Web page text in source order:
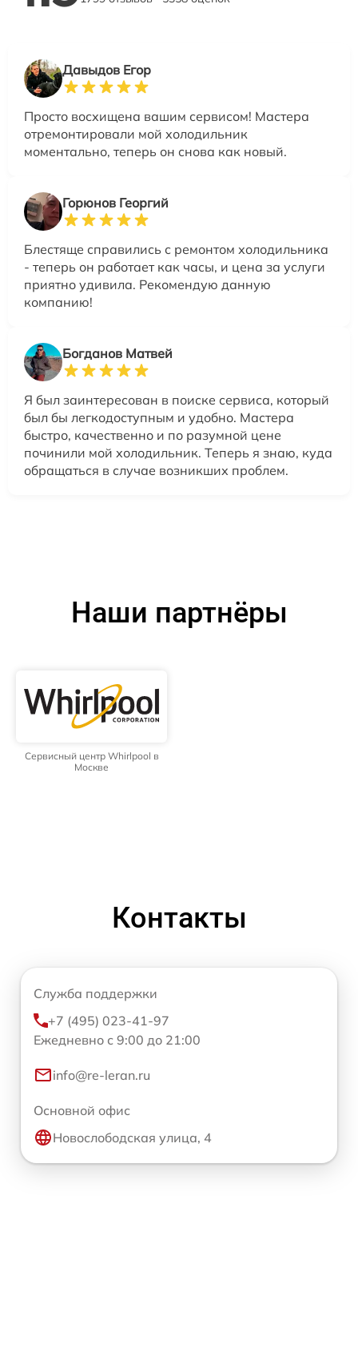
Давыдов Егор
Просто восхищена вашим сервисом! Мастера
отремонтировали мой холодильник
моментально, теперь он снова как новый.
Горюнов Георгий
Блестяще справились с ремонтом холодильника
- теперь он работает как часы, и цена за услуги
приятно удивила. Рекомендую данную
компанию!
Богданов Матвей
Я был заинтересован в поиске сервиса, который
был бы легкодоступным и удобно. Мастера
быстро, качественно и по разумной цене
починили мой холодильник. Теперь я знаю, куда
обращаться в случае возникших проблем.
Наши партнёры
Сервисный центр Whirlpool в
Москве
Контакты
Служба поддержки
+7 (495) 023-41-97
Ежедневно с 9:00 до 21:00
info@re-leran.ru
Основной офис
Новослободская улица, 4